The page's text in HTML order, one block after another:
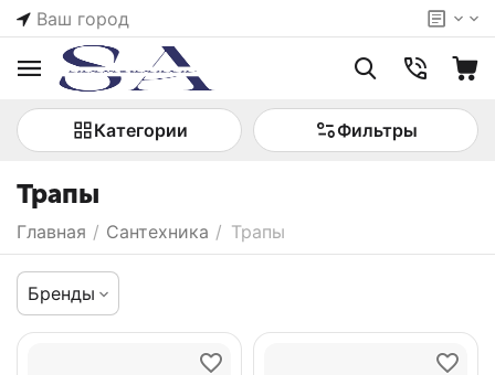
Ваш город
Категории Фильтры
Трапы
Главная / Сантехника / Трапы
Бренды